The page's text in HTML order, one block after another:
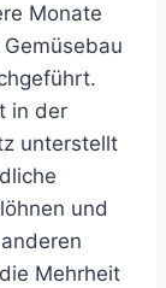
Monate
in der
unterstellt
und
Mehrheit